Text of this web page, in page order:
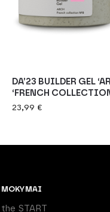
DA’23 BUILDER GEL
‘FRENCH
23,99 €
MOKYMAI
the START